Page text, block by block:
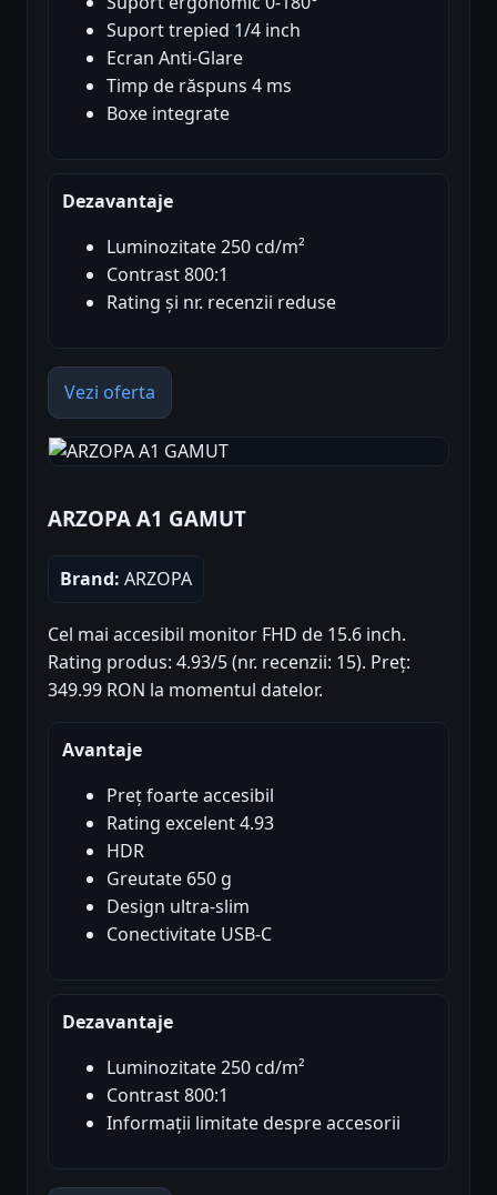
Suport trepied 1/4 inch
Ecran Anti-Glare
Timp de răspuns 4 ms
Boxe integrate
Dezavantaje
Luminozitate 250 cd/m²
Contrast 800:1
Rating și nr. recenzii reduse
Vezi oferta
ARZOPA A1 GAMUT
Brand: ARZOPA
Cel mai accesibil monitor FHD de 15.6 inch.
Rating produs: 4.93/5 (nr. recenzii: 15). Preț:
349.99 RON la momentul datelor.
Avantaje
Preț foarte accesibil
Rating excelent 4.93
HDR
Greutate 650 g
Design ultra-slim
Conectivitate USB-C
Dezavantaje
Luminozitate 250 cd/m²
Contrast 800:1
Informații limitate despre accesorii